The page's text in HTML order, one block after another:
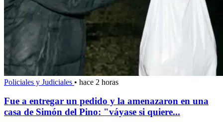
Policiales y Judiciales • hace 2 horas
Fue a entregar un pedido y la amenazaron en una
casa de Simón del Pino: "váyase si quiere...